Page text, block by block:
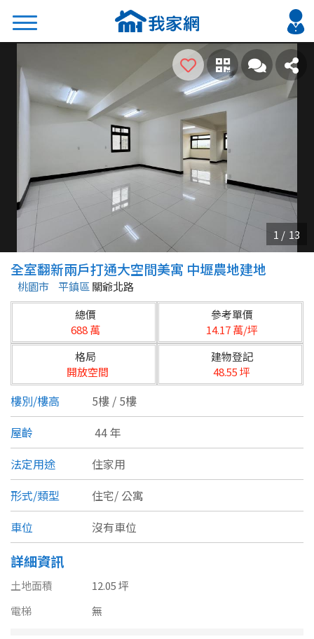
搜尋
熱門關鍵字
2026 台北降價好屋限量釋出
2026 新北降價好屋限量釋出
2026 台中降價好屋限量釋出
2026 台南降價好屋限量釋出
2026 高雄降價好屋限量釋出
縣市
不限
台北市
基隆市
新北市
宜蘭縣
桃園市
新竹市
新竹縣
苗栗縣
區域
類型(可複選)
不拘 公寓
別墅 透天厝
辦公
廠辦
坪數
全室翻新兩戶打通大空間美寓 中壢農地建地
桃園市 平鎮區 關爺北路
總價
688 萬
參考單價
14.17 萬/坪
格局
開放空間
建物登記
48.55 坪
樓別/樓高
5樓 / 5樓
屋齡
44 年
法定用途
住家用
形式/類型
住宅/ 公寓
車位
沒有車位
詳細資訊
土地面積
12.05 坪
電梯
無